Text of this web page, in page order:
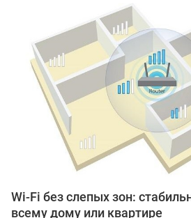
Wi-Fi без слепых зон:
всему дому или квартире